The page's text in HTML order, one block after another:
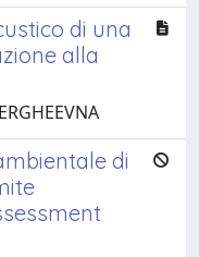
di una
alla
di